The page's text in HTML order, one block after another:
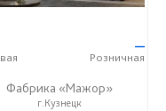
—
Розничная
Фабрика «Мажор»
г.Кузнецк